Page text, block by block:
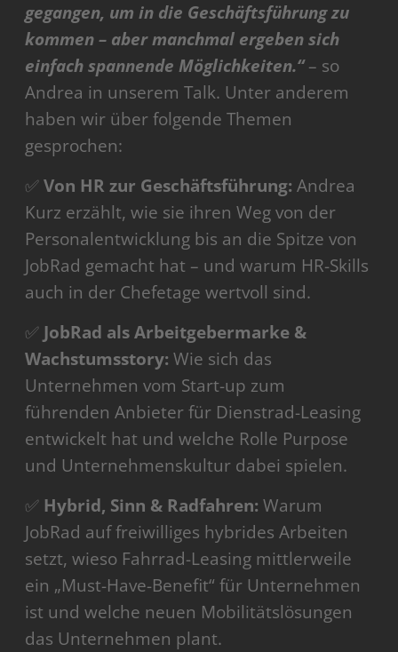
gegangen, um in die Geschäftsführung zu
kommen – aber manchmal ergeben sich
einfach spannende Möglichkeiten.“– so
Andrea in unserem Talk. Unter anderem
haben wir über folgende Themen
gesprochen:
✅Von HR zur Geschäftsführung: Andrea
Kurz erzählt, wie sie ihren Weg von der
Personalentwicklung bis an die Spitze von
JobRad gemacht hat – und warum HR-Skills
auch in der Chefetage wertvoll sind.
✅ JobRad als Arbeitgebermarke &
Wachstumsstory: Wie sich das
Unternehmen vom Start-up zum
führenden Anbieter für Dienstrad-Leasing
entwickelt hat und welche Rolle Purpose
und Unternehmenskultur dabei spielen.
✅ Hybrid, Sinn & Radfahren: Warum
JobRad auf freiwilliges hybrides Arbeiten
setzt, wieso Fahrrad-Leasing mittlerweile
ein „Must-Have-Benefit“ für Unternehmen
ist und welche neuen Mobilitätslösungen
das Unternehmen plant.